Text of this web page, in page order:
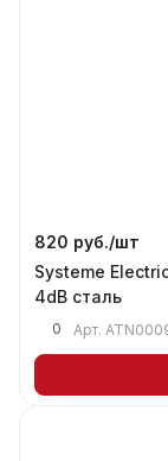
820 руб./шт
Systeme
4dB сталь
0 Арт.